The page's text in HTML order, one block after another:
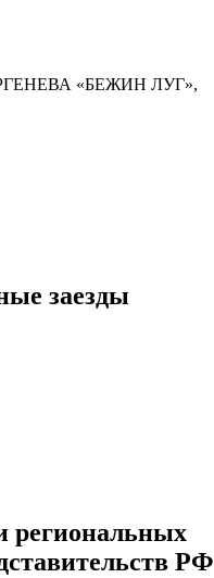
«БЕЖИН ЛУГ»,
заезды
региональных
РФ